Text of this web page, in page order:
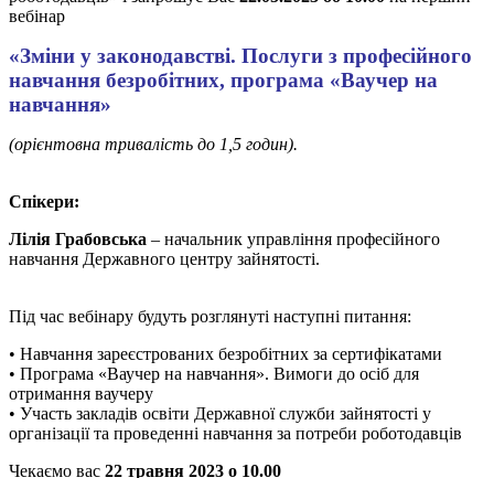
вебінар
«Зміни у законодавстві. Послуги з професійного
навчання безробітних, програма «Ваучер на
навчання»
(орієнтовна тривалість до 1,5 годин).
Спікери:
Лілія Грабовська – начальник управління професійного
навчання Державного центру зайнятості.
Під час вебінару будуть розглянуті наступні питання:
• Навчання зареєстрованих безробітних за сертифікатами
• Програма «Ваучер на навчання». Вимоги до осіб для
отримання ваучеру
• Участь закладів освіти Державної служби зайнятості у
організації та проведенні навчання за потреби роботодавців
Чекаємо вас 22 травня 2023 о 10.00